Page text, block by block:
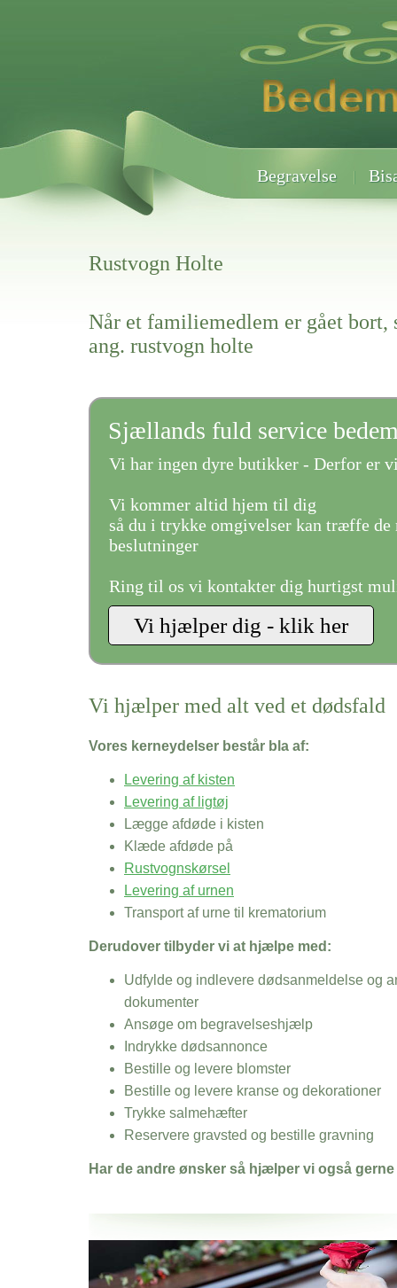
Begravelse
Rustvogn Holte
Når et familiemedlem er gået bort,
ang. rustvogn holte
Sjællands fuld service
Vi har ingen dyre butikker - Derfor er
Vi kommer altid hjem til dig
så du i trykke omgivelser kan træffe de
beslutninger
Ring til os vi kontakter dig hurtigst
Vi hjælper med alt ved et dødsfald
Vores kerneydelser består bla af:
Levering af kisten
Levering af ligtøj
Lægge afdøde i kisten
Klæde afdøde på
Rustvognskørsel
Levering af urnen
Transport af urne til krematorium
Derudover tilbyder vi at hjælpe med:
Udfylde og indlevere dødsanmeldelse og
dokumenter
Ansøge om begravelseshjælp
Indrykke dødsannonce
Bestille og levere blomster
Bestille og levere kranse og dekorationer
Trykke salmehæfter
Reservere gravsted og bestille gravning
Har de andre ønsker så hjælper vi også gerne
Her hos os får du altid en god afslutning når det gælder
Rustvogn Holte
vi hjælper i alle faser af begravelsel